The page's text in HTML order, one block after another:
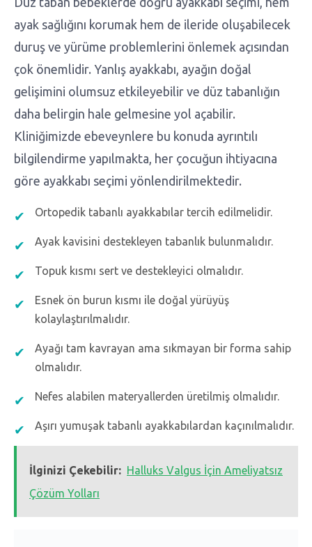
ayak sağlığını korumak hem de ileride oluşabilecek
duruş ve yürüme problemlerini önlemek açısından
çok önemlidir. Yanlış ayakkabı, ayağın doğal
gelişimini olumsuz etkileyebilir ve düz tabanlığın
daha belirgin hale gelmesine yol açabilir.
Kliniğimizde ebeveynlere bu konuda ayrıntılı
bilgilendirme yapılmakta, her çocuğun ihtiyacına
göre ayakkabı seçimi yönlendirilmektedir.
Ortopedik tabanlı ayakkabılar tercih edilmelidir.
Ayak kavisini destekleyen tabanlık bulunmalıdır.
Topuk kısmı sert ve destekleyici olmalıdır.
Esnek ön burun kısmı ile doğal yürüyüş
kolaylaştırılmalıdır.
Ayağı tam kavrayan ama sıkmayan bir forma sahip
olmalıdır.
Nefes alabilen materyallerden üretilmiş olmalıdır.
Aşırı yumuşak tabanlı ayakkabılardan kaçınılmalıdır.
İlginizi Çekebilir: Halluks Valgus İçin Ameliyatsız
Çözüm Yolları